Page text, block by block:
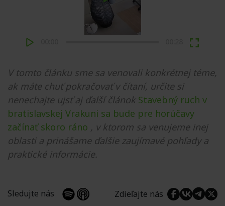
V tomto článku sme sa venovali konkrétnej téme,
ak máte chuť pokračovať v čítaní, určite si
nenechajte ujsť aj ďalší článok Stavebný ruch v
bratislavskej Vrakuni sa bude pre horúčavy
začínať skoro ráno , v ktorom sa venujeme inej
oblasti a prinášame ďalšie zaujímavé pohľady a
praktické informácie.
Sledujte nás Zdieľajte nás